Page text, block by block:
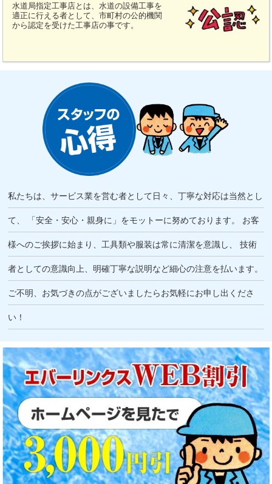
水道局指定工事店とは、水道の設備工事を
適正に行える者として、市町村の公的機関
から認定を受けた工事店の事です。
私たちは、サービス業を営む者として日々、丁寧な対応は当然とし
て、 「安全・安心・親身に」をモットーに努めております。 お客
様へのご挨拶に始まり、工具類や服装は常に清潔を意識し、 技術
者としての意識向上、明確丁寧な説明など細心の注意を払います。
ご不明、お気づきの点がございましたらお気軽にお申し出くださ
い！